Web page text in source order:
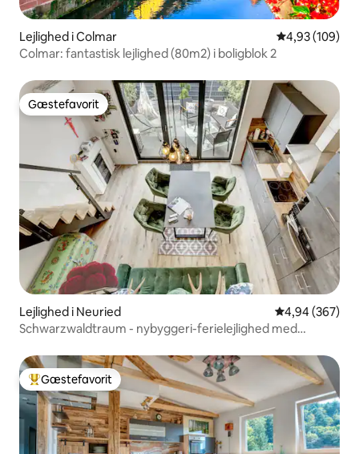
Lejlighed i Colmar 4,93 ud af 5 i
4,93 (109)
Colmar: fantastisk lejlighed (80m2) i boligblok 2
Gæstefavorit
Gæstefavorit
Lejlighed i Neuried 4,94 ud af 5 i
4,94 (367)
Schwarzwaldtraum - nybyggeri-ferielejlighed med
Bedste gæstefavorit
Gæstefavorit